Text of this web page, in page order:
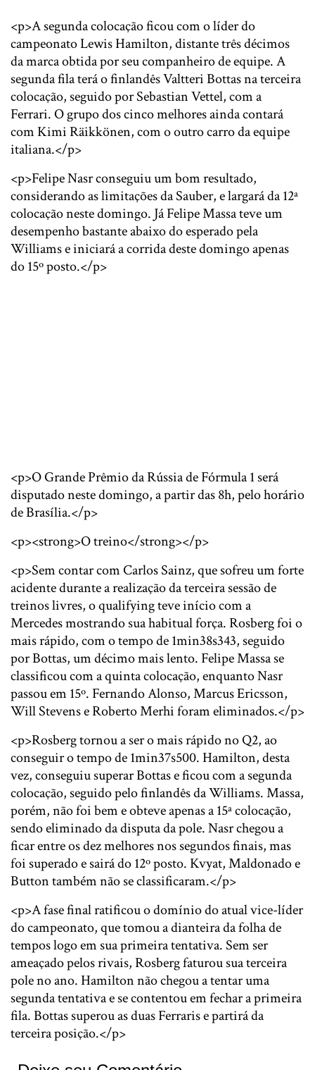
<p>A segunda colocação ficou com o líder do
campeonato Lewis Hamilton, distante três décimos
da marca obtida por seu companheiro de equipe. A
segunda fila terá o finlandês Valtteri Bottas na terceira
colocação, seguido por Sebastian Vettel, com a
Ferrari. O grupo dos cinco melhores ainda contará
com Kimi Räikkönen, com o outro carro da equipe
italiana.</p>
<p>Felipe Nasr conseguiu um bom resultado,
considerando as limitações da Sauber, e largará da 12ª
colocação neste domingo. Já Felipe Massa teve um
desempenho bastante abaixo do esperado pela
Williams e iniciará a corrida deste domingo apenas
do 15º posto.</p>
<p>O Grande Prêmio da Rússia de Fórmula 1 será
disputado neste domingo, a partir das 8h, pelo horário
de Brasília.</p>
<p><strong>O treino</strong></p>
<p>Sem contar com Carlos Sainz, que sofreu um forte
acidente durante a realização da terceira sessão de
treinos livres, o qualifying teve início com a
Mercedes mostrando sua habitual força. Rosberg foi o
mais rápido, com o tempo de 1min38s343, seguido
por Bottas, um décimo mais lento. Felipe Massa se
classificou com a quinta colocação, enquanto Nasr
passou em 15º. Fernando Alonso, Marcus Ericsson,
Will Stevens e Roberto Merhi foram eliminados.</p>
<p>Rosberg tornou a ser o mais rápido no Q2, ao
conseguir o tempo de 1min37s500. Hamilton, desta
vez, conseguiu superar Bottas e ficou com a segunda
colocação, seguido pelo finlandês da Williams. Massa,
porém, não foi bem e obteve apenas a 15ª colocação,
sendo eliminado da disputa da pole. Nasr chegou a
ficar entre os dez melhores nos segundos finais, mas
foi superado e sairá do 12º posto. Kvyat, Maldonado e
Button também não se classificaram.</p>
<p>A fase final ratificou o domínio do atual vice-líder
do campeonato, que tomou a dianteira da folha de
tempos logo em sua primeira tentativa. Sem ser
ameaçado pelos rivais, Rosberg faturou sua terceira
pole no ano. Hamilton não chegou a tentar uma
segunda tentativa e se contentou em fechar a primeira
fila. Bottas superou as duas Ferraris e partirá da
terceira posição.</p>